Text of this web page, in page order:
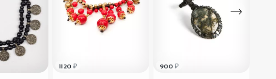
7900
Платье вечернее
1120 ₽ 900 ₽